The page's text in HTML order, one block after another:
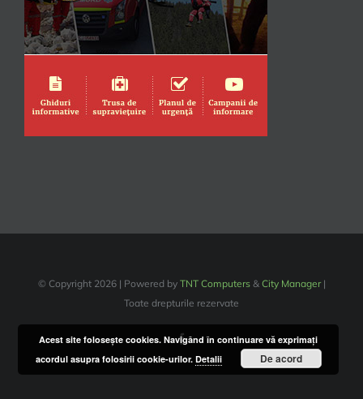
© Copyright 2026 | Powered by TNT Computers& City Manager|
Toate drepturile rezervate
Facebook
Acest site foloseşte cookies. Navigând în continuare vă exprimaţi
acordul asupra folosirii cookie-urilor. Detalii De acord